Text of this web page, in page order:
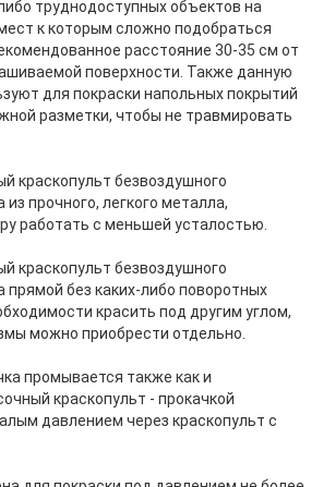
труднодоступных объектов на
к которым сложно подобраться
расстояние 30-35 см от
поверхности. Также данную
для покраски напольных покрытий
разметки, чтобы не травмировать
краскопульт безвоздушного
прочного, легкого металла,
работать с меньшей усталостью.
краскопульт безвоздушного
прямой без каких-либо поворотных
красить под другим углом,
можно приобрести отдельно.
промывается также как и
краскопульт - прокачкой
давлением через краскопульт с